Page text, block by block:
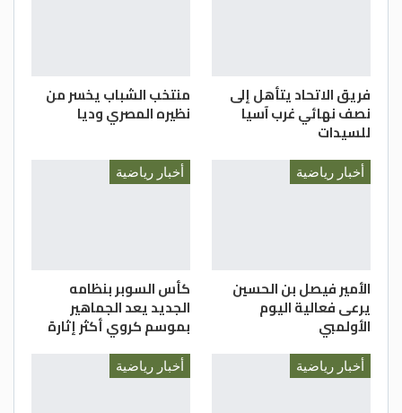
فريق الاتحاد يتأهل إلى
نصف نهائي غرب آسيا
للسيدات
منتخب الشباب يخسر من
نظيره المصري وديا
أخبار رياضية
الأمير فيصل بن الحسين
يرعى فعالية اليوم
الأولمبي
أخبار رياضية
كأس السوبر بنظامه
الجديد يعد الجماهير
بموسم كروي أكثر إثارة
أخبار رياضية أخبار رياضية